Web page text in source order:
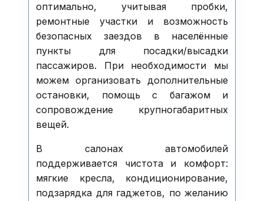
оптимально, учитывая пробки,
ремонтные участки и возможность
безопасных заездов в населённые
пункты для посадки/высадки
пассажиров. При необходимости мы
можем организовать дополнительные
остановки, помощь с багажом и
сопровождение крупногабаритных
вещей.
В салонах автомобилей
поддерживается чистота и комфорт:
мягкие кресла, кондиционирование,
подзарядка для гаджетов, по желанию